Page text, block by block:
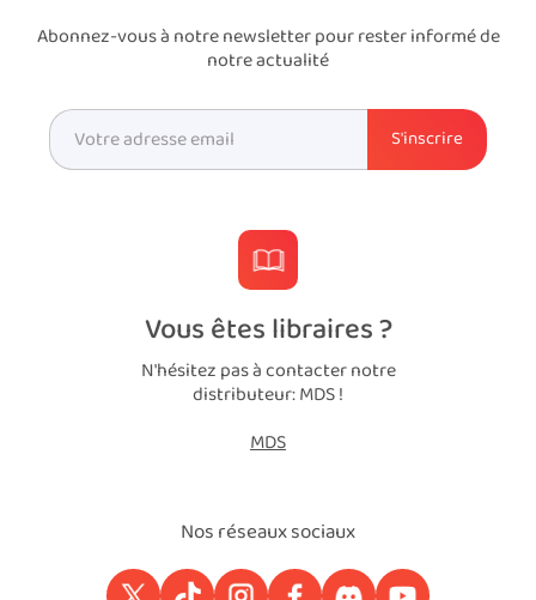
Abonnez-vous à notre newsletter pour rester informé de
notre actualité
Vous êtes libraires ?
N'hésitez pas à contacter notre
distributeur: MDS !
MDS
Nos réseaux sociaux